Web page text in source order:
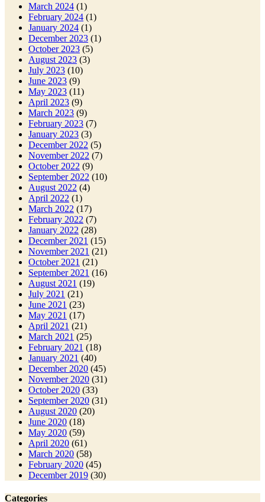
March 2024 (1)
February 2024 (1)
January 2024 (1)
December 2023 (1)
October 2023 (5)
August 2023 (3)
July 2023 (10)
June 2023 (9)
May 2023 (11)
April 2023 (9)
March 2023 (9)
February 2023 (7)
January 2023 (3)
December 2022 (5)
November 2022 (7)
October 2022 (9)
September 2022 (10)
August 2022 (4)
April 2022 (1)
March 2022 (17)
February 2022 (7)
January 2022 (28)
December 2021 (15)
November 2021 (21)
October 2021 (21)
September 2021 (16)
August 2021 (19)
July 2021 (21)
June 2021 (23)
May 2021 (17)
April 2021 (21)
March 2021 (25)
February 2021 (18)
January 2021 (40)
December 2020 (45)
November 2020 (31)
October 2020 (33)
September 2020 (31)
August 2020 (20)
June 2020 (18)
May 2020 (59)
April 2020 (61)
March 2020 (58)
February 2020 (45)
December 2019 (30)
Categories